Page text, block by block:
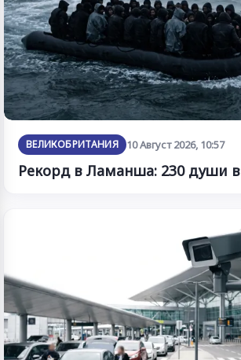
ВЕЛИКОБРИТАНИЯ 10 Август 2026, 10:57
Рекорд в Ламанша: 230 души